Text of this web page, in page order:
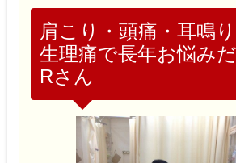
肩こり・頭痛・耳鳴
生理痛で長年お悩み
Rさん